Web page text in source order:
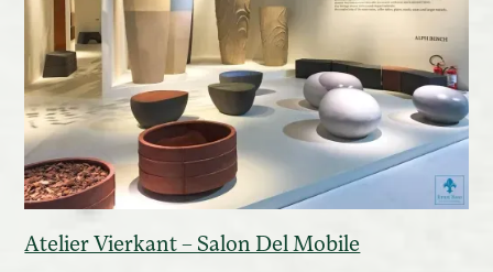
Atelier Vierkant – Salon Del Mobile